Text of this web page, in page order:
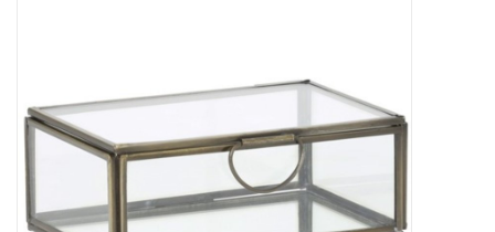
Prepareerbenodigdheden
Lijsten & Stolpen
Schedels & skeletten